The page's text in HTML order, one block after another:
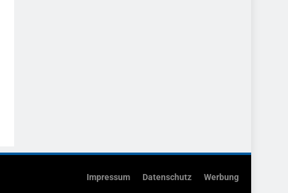
Impressum Datenschutz Werbung